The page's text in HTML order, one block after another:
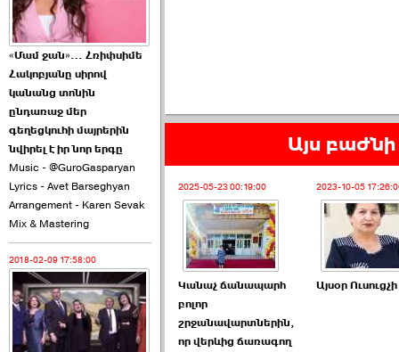
Ուշքի չենք գալիս այն
խայտառակ ›››
2026-06-09 15:05:00
Ծառուկյանի փեսան
վնասել է ›››
2026-06-09 07:11:00
«Մամ ջան»… Հռիփսիմե
Հակոբյանը սիրով
կանանց տոնին
ընդառաջ մեր
գեղեցկուհի մայրերին
նվիրել է իր նոր երգը
Music - @GuroGasparyan
Lyrics - Avet Barseghyan
Arrangement - Karen Sevak
Mix & Mastering
2018-02-09 17:58:00
Այս բաժնի
2025-05-23 00:19:00
Կանաչ ճանապարհ
բոլոր
շրջանավարտներին,
որ վերևից ճառագող
2023-10-05
Այսօր